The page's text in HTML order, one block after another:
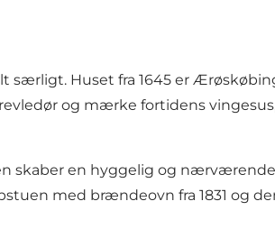
Huset fra 1645 er
og mærke fortidens
skaber en hyggelig og
med brændeovn fra 1831 og